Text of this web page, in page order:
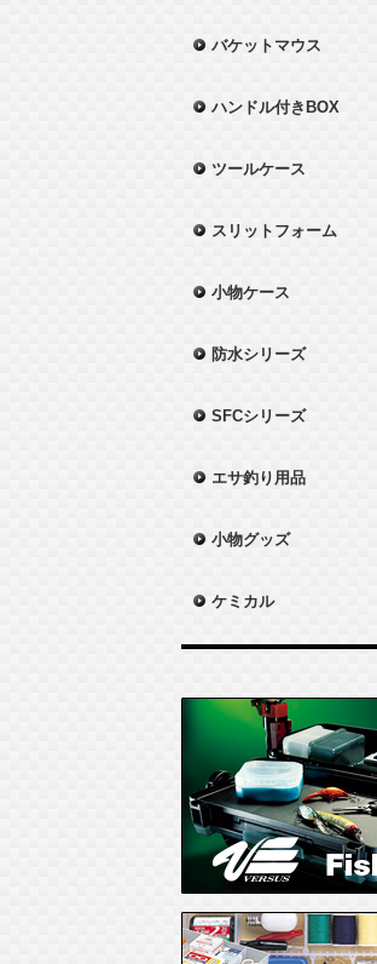
バケットマウス
ハンドル付きBOX
ツールケース
スリットフォーム
小物ケース
防水シリーズ
SFCシリーズ
エサ釣り用品
小物グッズ
ケミカル